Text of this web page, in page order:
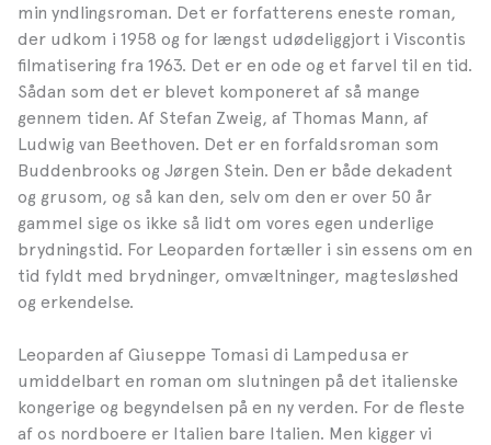
min yndlingsroman. Det er forfatterens eneste roman,
der udkom i 1958 og for længst udødeliggjort i Viscontis
filmatisering fra 1963. Det er en ode og et farvel til en tid.
Sådan som det er blevet komponeret af så mange
gennem tiden. Af Stefan Zweig, af Thomas Mann, af
Ludwig van Beethoven. Det er en forfaldsroman som
Buddenbrooks og Jørgen Stein. Den er både dekadent
og grusom, og så kan den, selv om den er over 50 år
gammel sige os ikke så lidt om vores egen underlige
brydningstid. For Leoparden fortæller i sin essens om en
tid fyldt med brydninger, omvæltninger, magtesløshed
og erkendelse.
Leoparden af Giuseppe Tomasi di Lampedusa er
umiddelbart en roman om slutningen på det italienske
kongerige og begyndelsen på en ny verden. For de fleste
af os nordboere er Italien bare Italien. Men kigger vi